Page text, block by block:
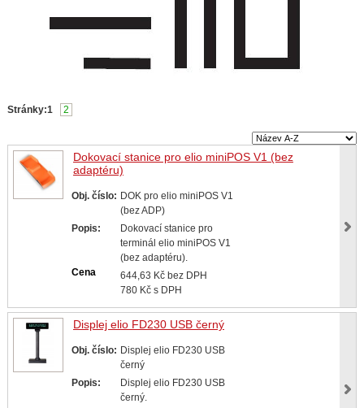
Stránky:1 2
Dokovací stanice pro elio miniPOS V1 (bez
adaptéru)
Obj. číslo: DOK pro elio miniPOS V1
(bez ADP)
Popis:
Dokovací stanice pro
terminál elio miniPOS V1
(bez adaptéru).
Cena
644,63 Kč bez DPH
780 Kč s DPH
Displej elio FD230 USB černý
Obj. číslo: Displej elio FD230 USB
černý
Popis:
Displej elio FD230 USB
černý.